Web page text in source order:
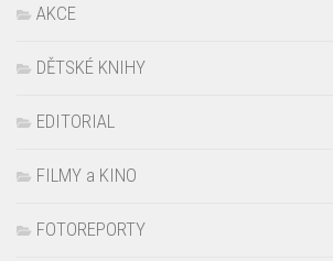
AKCE
DĚTSKÉ KNIHY
EDITORIAL
FILMY a KINO
FOTOREPORTY